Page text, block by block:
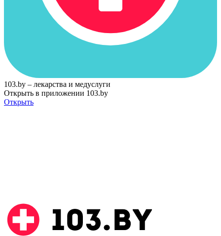
103.by – лекарства и медуслуги
Открыть в приложении 103.by
Открыть